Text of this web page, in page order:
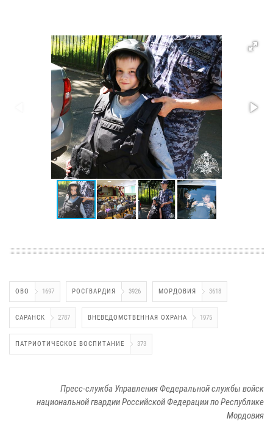
ОВО 1697 РОСГВАРДИЯ 3926 МОРДОВИЯ 3618
САРАНСК 2787 ВНЕВЕДОМСТВЕННАЯ ОХРАНА 1975
ПАТРИОТИЧЕСКОЕ ВОСПИТАНИЕ 373
Пресс-служба Управления Федеральной службы войск
национальной гвардии Российской Федерации по Республике
Мордовия